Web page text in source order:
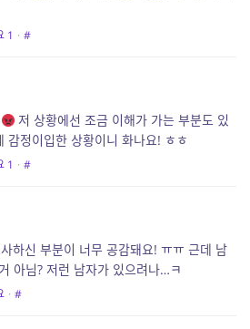
1 · #
저 상황에선 조금 이해가 가는 부분도 있
감정이입한 상황이니 화나요! ㅎㅎ
1 · #
하신 부분이 너무 공감돼요! ㅠㅠ 근데 남
아님? 저런 남자가 있으려나…ㅋ
· #